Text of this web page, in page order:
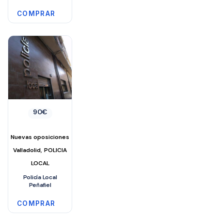
COMPRAR
90€
Nuevas oposiciones
Valladolid,POLICIA
LOCAL
Policía Local
Peñafiel
COMPRAR